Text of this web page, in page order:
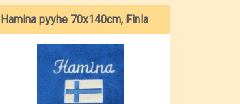
Hamina pyyhe 70x140cm, Finland ja Suomenlippu